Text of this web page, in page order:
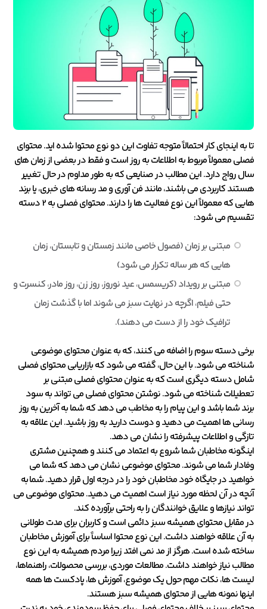
تا به اینجای کار احتمالاً متوجه تفاوت این دو نوع محتوا شده اید. محتوای
فصلی معمولاً مربوط به اطلاعات به روز است و فقط در بعضی از زمان های
سال رواج دارد. این مطالب در صنایعی که به طور مداوم در حال تغییر
هستند کاربردی می باشند، مانند فن آوری و مد رسانه های خبری، یا برند
هایی که معمولاً این نوع فعالیت ها را دارند. محتوای فصلی به 2 دسته
تقسیم می شود:
مبتنی بر زمان (فصول خاصی مانند زمستان و تابستان، زمان
هایی که هر ساله تکرار می شود)
مبتنی بر رویداد (کریسمس، عید نوروز، روز زن، روز مادر، کنسرت و
حتی فیلم، اگرچه در نهایت سبز می شوند اما با گذشت زمان
ترافیک خود را از دست می دهند).
برخی دسته سوم را اضافه می کنند، که به عنوان محتوای موضوعی
شناخته می شود. با این حال، گفته می شود که بازاریابی محتوای فصلی
شامل دسته دیگری است که به عنوان محتوای فصلی مبتنی بر
تعطیلات شناخته می شود. نوشتن محتوای فصلی می تواند به سود
برند شما باشد و این پیام را به مخاطب می دهد که شما به آخرین به روز
رسانی ها اهمیت می دهید و دوست دارید به روز باشید. این علاقه به
تازگی و اطلاعات پیشرفته را نشان می دهد.
اینگونه مخاطبان شما شروع به اعتماد می کنند و همچنین مشتری
وفادار شما می شوند. محتوای موضوعی نشان می دهد که شما می
خواهید در جایگاه خود مخاطبان خود را در درجه اول قرار دهید. شما به
آنچه در آن لحظه مورد نیاز است اهمیت می دهید. محتوای موضوعی می
تواند نیازها و علایق خوانندگان را به راحتی برآورده کند.
در مقابل محتوای همیشه سبز دائمی است و کاربران برای مدت طولانی
به آن علاقه خواهند داشت. این نوع محتوا اساساً برای آموزش مخاطبان
ساخته شده است. هرگز از مد نمی افتد زیرا مردم همیشه به این نوع
مطالب نیاز خواهند داشت. مطالعات موردی، بررسی محصولات، راهنماها،
لیست ها، نکات مهم حول یک موضوع، آموزش ها، پادکست ها همه
اینها نمونه هایی از محتوای همیشه سبز هستند.